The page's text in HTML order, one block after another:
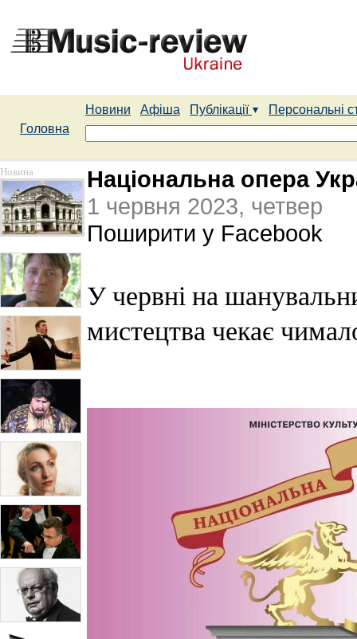
Новини Афіша Публікації
Персональні
Головна
Новина
Національна опера
1 червня 2023, четвер
Поширити у Facebook
У червні на
мистецтва чекає